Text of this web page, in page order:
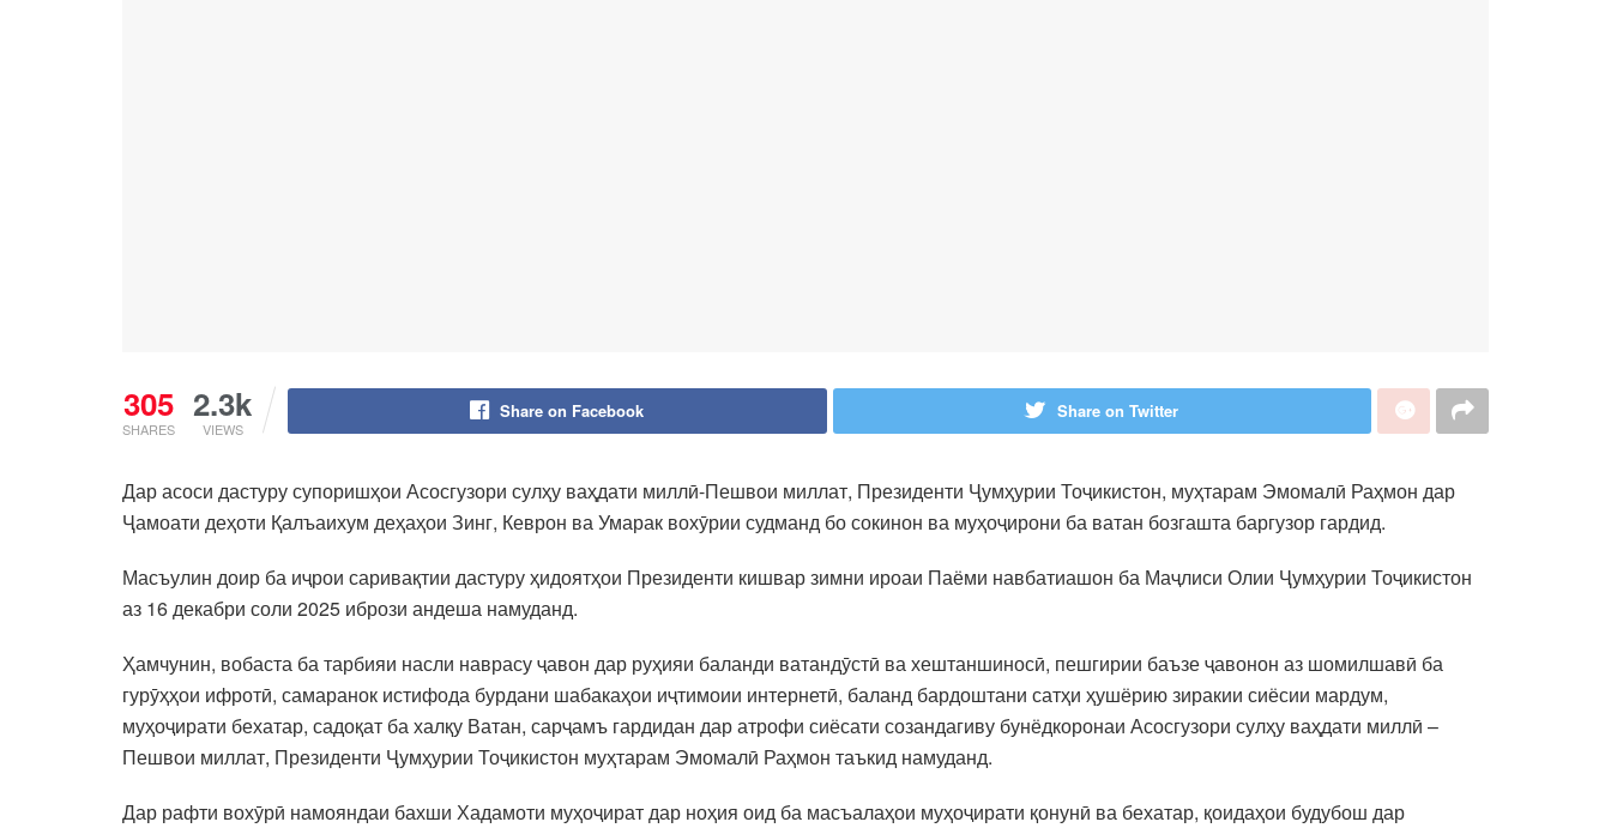
305
SHARES
2.3k
VIEWS
Share on Facebook Share on Twitter
Дар асоси дастуру супоришҳои Асосгузори сулҳу ваҳдати миллӣ-Пешвои миллат, Президенти Ҷумҳурии Тоҷикистон, муҳтарам Эмомалӣ Раҳмон дар
Ҷамоати деҳоти Қалъаихум деҳаҳои Зинг, Кеврон ва Умарак вохӯрии судманд бо сокинон ва муҳоҷирони ба ватан бозгашта баргузор гардид.
Масъулин доир ба иҷрои саривақтии дастуру ҳидоятҳои Президенти кишвар зимни ироаи Паёми навбатиашон ба Маҷлиси Олии Ҷумҳурии Тоҷикистон
аз 16 декабри соли 2025 ибрози андеша намуданд.
Ҳамчунин, вобаста ба тарбияи насли наврасу ҷавон дар руҳияи баланди ватандӯстӣ ва хештаншиносӣ, пешгирии баъзе ҷавонон аз шомилшавӣ ба
гурӯҳҳои ифротӣ, самаранок истифода бурдани шабакаҳои иҷтимоии интернетӣ, баланд бардоштани сатҳи ҳушёрию зиракии сиёсии мардум,
муҳоҷирати бехатар, садоқат ба халқу Ватан, сарҷамъ гардидан дар атрофи сиёсати созандагиву бунёдкоронаи Асосгузори сулҳу ваҳдати миллӣ –
Пешвои миллат, Президенти Ҷумҳурии Тоҷикистон муҳтарам Эмомалӣ Раҳмон таъкид намуданд.
Дар рафти вохӯрӣ намояндаи бахши Хадамоти муҳоҷират дар ноҳия оид ба масъалаҳои муҳоҷирати қонунӣ ва бехатар, қоидаҳои будубош дар